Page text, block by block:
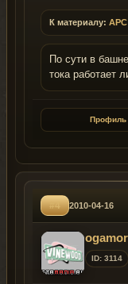
К материалу:
По сути в
тока работает
Профиль
#4 2010-04-16
ogamor
ID: 3114